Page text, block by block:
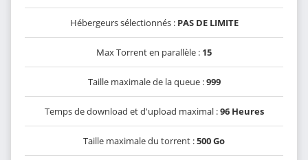
Hébergeurs sélectionnés : PAS DE LIMITE
Max Torrent en parallèle : 15
Taille maximale de la queue :999
Temps de download et d'upload maximal :96 Heures
Taille maximale du torrent :500 Go